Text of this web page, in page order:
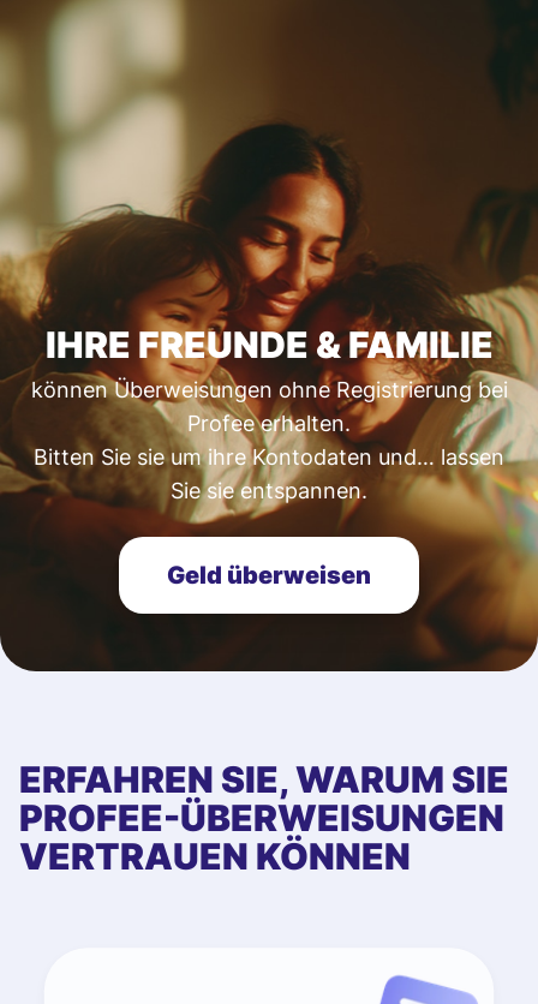
IHRE FREUNDE & FAMILIE
können Überweisungen ohne Registrierung bei
Profee erhalten.
Bitten Sie sie um ihre Kontodaten und… lassen
Sie sie entspannen.
Geld überweisen
ERFAHREN SIE, WARUM SIE
PROFEE-ÜBERWEISUNGEN
VERTRAUEN KÖNNEN